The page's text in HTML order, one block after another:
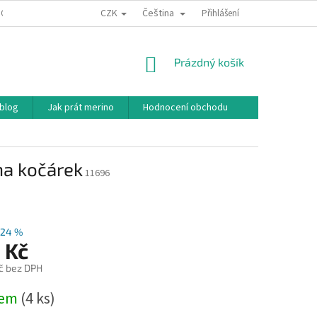
PODMÍNKY PODMÍNKY OCHRANY OSOBNÍCH ÚDAJŮ
CZK Čeština Přihlášení
NÁKUPNÍ
Prázdný košík
Jak prát merino
Hodnocení obchodu
kočárek 11696
%
bez DPH
(4 ks)